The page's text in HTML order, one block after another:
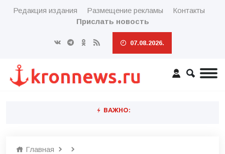
Редакция издания Размещение рекламы
Контакты
Прислать новость
07.08.2026.
ВАЖНО:
Главная